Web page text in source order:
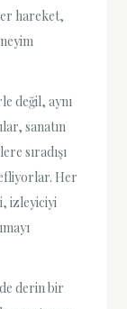
hareket,
değil, aynı
sanatın
sıradışı
Her
izleyiciyi
derin bir